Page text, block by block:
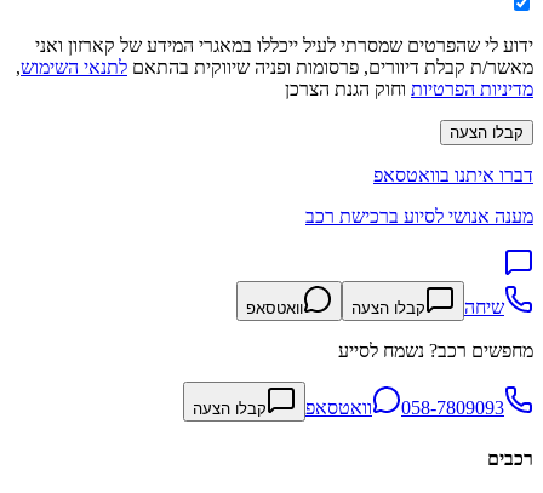
ידוע לי שהפרטים שמסרתי לעיל ייכללו במאגרי המידע של קארזון ואני
מאשר/ת קבלת דיוורים, פרסומות ופניה שיווקית בהתאם לתנאי השימוש,
מדיניות הפרטיות וחוק הגנת הצרכן
קבלו הצעה
דברו איתנו בוואטסאפ
מענה אנושי לסיוע ברכישת רכב
שיחה קבלו הצעה וואטסאפ
מחפשים רכב? נשמח לסייע
058-7809093 וואטסאפ קבלו הצעה
רכבים